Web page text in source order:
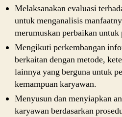
Melaksanakan evaluasi
untuk menganalisis
merumuskan perbaikan
Mengikuti perkembangan
berkaitan dengan metode,
lainnya yang berguna untuk
kemampuan karyawan.
Menyusun dan menyiapkan
karyawan berdasarkan